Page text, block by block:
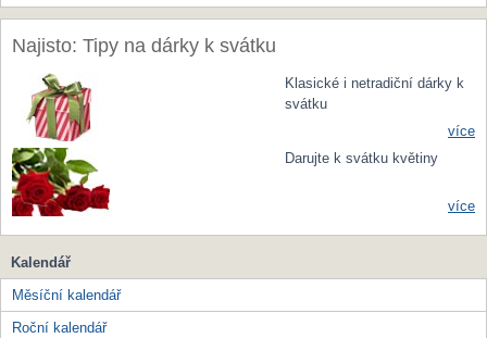
Najisto: Tipy na dárky k svátku
Klasické i netradiční dárky k
svátku
více
Darujte k svátku květiny
více
Kalendář
Měsíční kalendář
Roční kalendář